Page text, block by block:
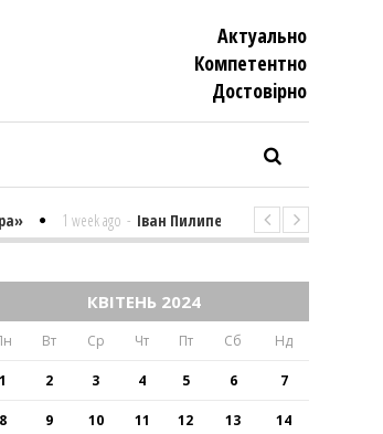
Актуально
Компетентно
Достовiрно
1 week ago - Іван Пилипенко «Найважчими є суто
КВІТЕНЬ 2024
Вт Ср Чт Пт Сб Нд
1 2 3 4 5 6 7
8 9 10 11 12 13 14